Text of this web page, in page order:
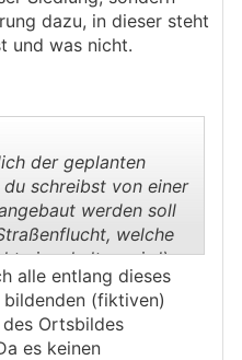
dazu, in dieser steht
und was nicht.
der geplanten
schreibst von einer
werden soll
welche
eingehalten wird).
die Existenz einer
gibts die und der
alle entlang dieses
bildenden (fiktiven)
Ortsbildes
es keinen